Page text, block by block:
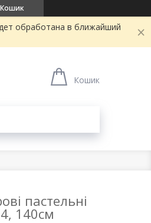
Кошик
обработана в ближайший
Кошик
пастельні
140см